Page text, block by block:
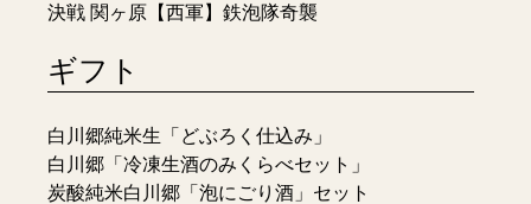
決戦 関ヶ原【西軍】鉄泡隊奇襲
ギフト
白川郷純米生「どぶろく仕込み」
白川郷「冷凍生酒のみくらべセット」
炭酸純米白川郷「泡にごり酒」セット